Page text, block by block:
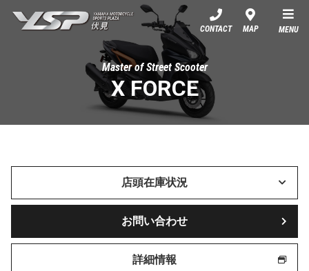
YSP伏見
CONTACT MAP MENU
Master of Street Scooter
X FORCE
店頭在庫状況
お問い合わせ
詳細情報